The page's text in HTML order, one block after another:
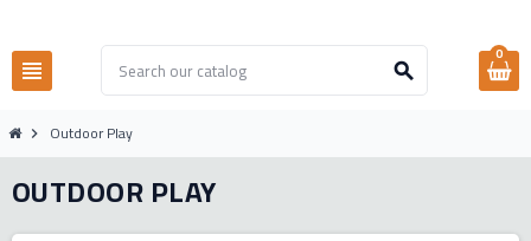
view_headline search
0
chevron_right Outdoor Play
OUTDOOR PLAY